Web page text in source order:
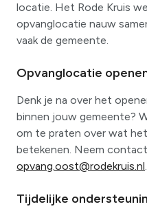
locatie. Het Rode Kruis
opvanglocatie nauw
vaak de gemeente.
Opvanglocatie
Denk je na over het
binnen jouw gemeente?
om te praten over wat het
betekenen. Neem
opvang.oost@rodekruis.nl.
Tijdelijke